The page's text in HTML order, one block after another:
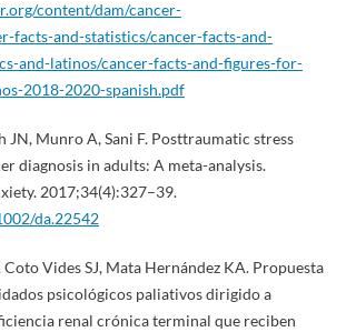
content/dam/cancer-
facts-and-statistics/cancer-facts-and-
and-latinos/cancer-facts-and-figures-for-
2018-2020-spanish.pdf
JN, Munro A, Sani F. Posttraumatic stress
diagnosis in adults: A meta-analysis.
2017;34(4):327–39.
da.22542
Vides SJ, Mata Hernández KA. Propuesta
psicológicos paliativos dirigido a
renal crónica terminal que reciben